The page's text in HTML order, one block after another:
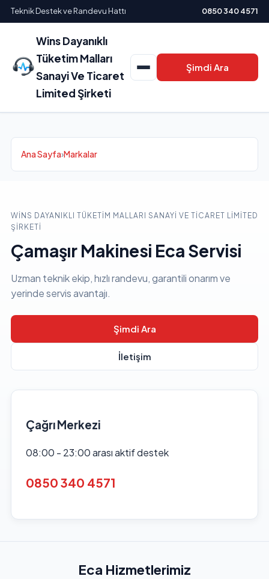
Teknik Destek ve Randevu Hattı 0850 340 4571
Wins Dayanıklı
Tüketim Malları
Sanayi Ve Ticaret
Limited Şirketi
Şimdi Ara
Ana Sayfa›Markalar
WINS DAYANIKLI TÜKETIM MALLARI SANAYI VE TICARET LIMITED
ŞIRKETI
Çamaşır Makinesi Eca Servisi
Uzman teknik ekip, hızlı randevu, garantili onarım ve
yerinde servis avantajı.
Şimdi Ara
İletişim
Çağrı Merkezi
08:00 - 23:00 arası aktif destek
0850 340 4571
Eca Hizmetlerimiz